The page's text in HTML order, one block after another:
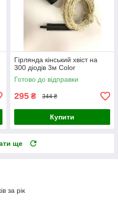
Гірлянда кінський хвіст на
300 діодів 3м Color
Готово до відправки
295 ₴ 344 ₴
Купити
ще
за рік